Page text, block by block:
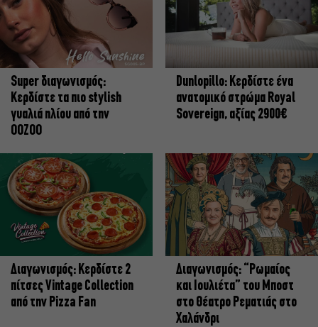
Super διαγωνισμός:
Κερδίστε τα πιο stylish
γυαλιά ηλίου από την
OOZOO
Dunlopillo: Κερδίστε ένα
ανατομικό στρώμα Royal
Sovereign, αξίας 2900€
Διαγωνισμός: Κερδίστε 2
πίτσες Vintage Collection
από την Pizza Fan
Διαγωνισμός: “Ρωμαίος
και Ιουλιέτα” του Μποστ
στο Θέατρο Ρεματιάς στο
Χαλάνδρι